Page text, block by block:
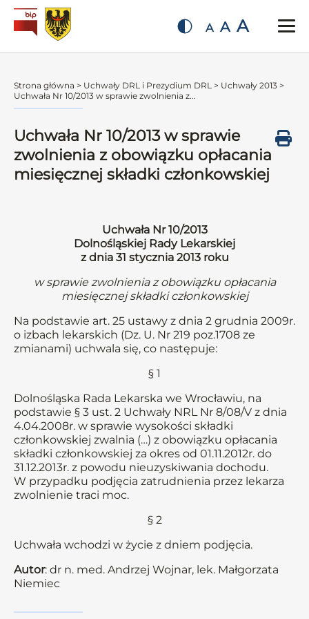
A A A
Strona główna > Uchwały DRL i Prezydium DRL > Uchwały 2013 >
Uchwała Nr 10/2013 w sprawie zwolnienia z...
Uchwała Nr 10/2013 w sprawie
zwolnienia z obowiązku opłacania
miesięcznej składki członkowskiej
Uchwała Nr 10/2013
Dolnośląskiej Rady Lekarskiej
z dnia 31 stycznia 2013 roku
w sprawie zwolnienia z obowiązku opłacania
miesięcznej składki członkowskiej
Na podstawie art. 25 ustawy z dnia 2 grudnia 2009r.
o izbach lekarskich (Dz. U. Nr 219 poz.1708 ze
zmianami) uchwala się, co następuje:
§ 1
Dolnośląska Rada Lekarska we Wrocławiu, na
podstawie § 3 ust. 2 Uchwały NRL Nr 8/08/V z dnia
4.04.2008r. w sprawie wysokości składki
członkowskiej zwalnia (…) z obowiązku opłacania
składki członkowskiej za okres od 01.11.2012r. do
31.12.2013r. z powodu nieuzyskiwania dochodu.
W przypadku podjęcia zatrudnienia przez lekarza
zwolnienie traci moc.
§ 2
Uchwała wchodzi w życie z dniem podjęcia.
Autor: dr n. med. Andrzej Wojnar, lek. Małgorzata
Niemiec